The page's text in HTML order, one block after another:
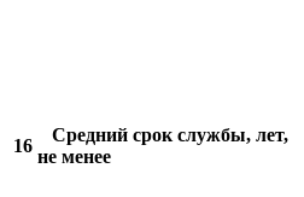
16
Средний срок службы, лет,
не менее